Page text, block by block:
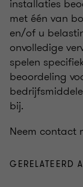
installaties
met één van
en/of u
onvolledige
spelen
beoordeling
bij.
Neem contact
GERELATEERD